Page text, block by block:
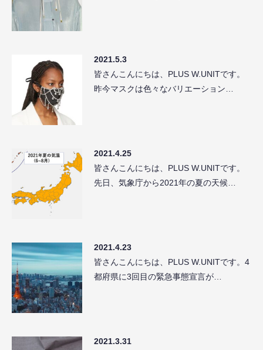
2021.5.3
皆さんこんにちは、PLUS W.UNITです。
昨今マスクは色々なバリエーション…
2021.4.25
皆さんこんにちは、PLUS W.UNITです。
先日、気象庁から2021年の夏の天候…
2021.4.23
皆さんこんにちは、PLUS W.UNITです。4
都府県に3回目の緊急事態宣言が…
2021.3.31